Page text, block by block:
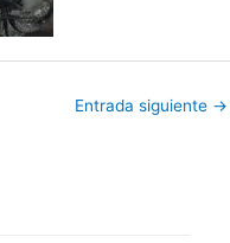
Entrada siguiente →